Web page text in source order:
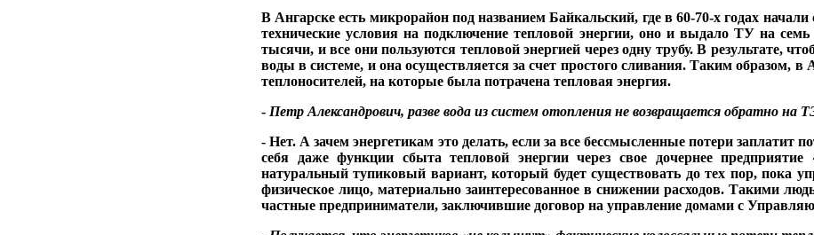
В Ангарске есть микро­район под названием Бай­кальский, где в 60-70-х го­дах
технические условия на подключение тепловой энергии, оно и вы­дало ТУ на
тысячи, и все они пользуются тепло­вой энергией через одну трубу. В результате,
во­ды в системе, и она осу­ществляется за счет про­стого сливания. Таким об­разом,
теплоносите­лей, на которые была по­трачена тепловая энергия.
- Петр Александро­вич, разве вода из систем отопления не возвраща­ется обратно на
- Нет. А зачем энергетикам это делать, если за все бессмысленные потери за­платит
себя даже функ­ции сбыта тепловой энер­гии через свое дочернее
натуральный ту­пиковый вариант, который будет существовать до тех пор, пока
физическое лицо, материально заинтересованное в снижении расходов. Такими
ча­стные предприниматели, заключившие договор на управление домами с